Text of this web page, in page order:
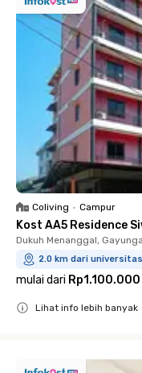
Coliving • Campur
Kost AA5 Residence
Dukuh Menanggal,
2.0 km dari
mulai dari Rp1.100.000
Lihat info lebih banyak